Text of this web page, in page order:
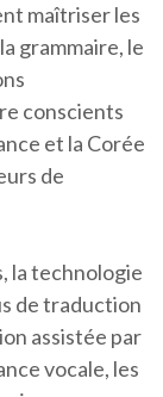
maîtriser les
grammaire, le
conscients
et la Corée
de
la technologie
de traduction
assistée par
vocale, les